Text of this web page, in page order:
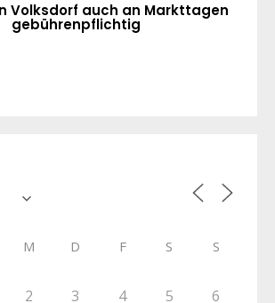
Volksdorf auch an Markttagen
gebührenpflichtig
M D F S S
2 3 4 5 6